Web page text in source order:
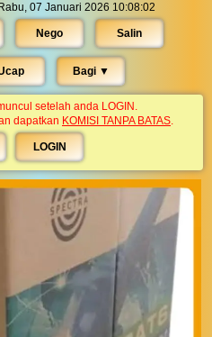
07 Januari 2026 10:08:02
Nego Salin
Bagi ▼︎
setelah anda LOGIN.
dapatkan KOMISI TANPA BATAS.
LOGIN